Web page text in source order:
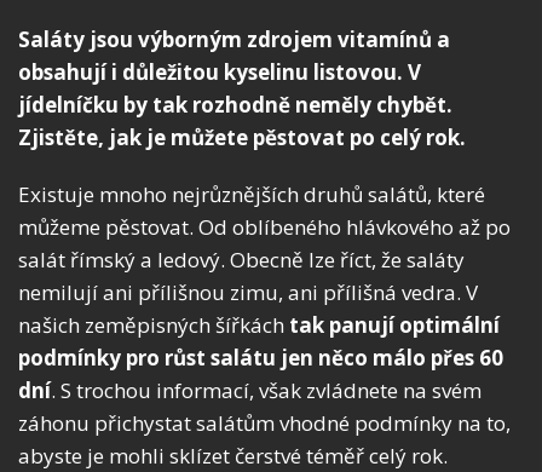
Saláty jsou výborným zdrojem vitamínů a
obsahují i důležitou kyselinu listovou. V
jídelníčku by tak rozhodně neměly chybět.
Zjistěte, jak je můžete pěstovat po celý rok.
Existuje mnoho nejrůznějších druhů salátů, které
můžeme pěstovat. Od oblíbeného hlávkového až po
salát římský a ledový. Obecně lze říct, že saláty
nemilují ani přílišnou zimu, ani přílišná vedra. V
našich zeměpisných šířkách tak panují optimální
podmínky pro růst salátu jen něco málo přes 60
dní. S trochou informací, však zvládnete na svém
záhonu přichystat salátům vhodné podmínky na to,
abyste je mohli sklízet čerstvé téměř celý rok.